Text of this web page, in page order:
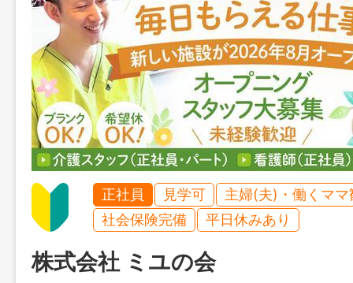
正社員 見学可
主婦(夫)・働くママ
社会保険完備
平日休みあり
株式会社 ミユの会